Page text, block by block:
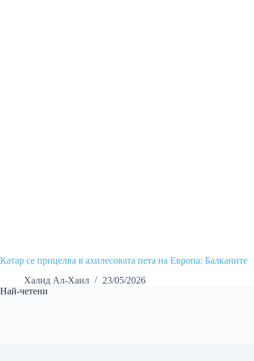
Катар се прицелва в ахилесовата пета на Европа: Балканите
Халид Ал-Хаил
23/05/2026
Най-четени